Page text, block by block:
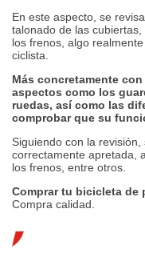
En este aspecto, se
talonado de las
los frenos, algo
ciclista.
Más concretamente
aspectos como los
ruedas, así como las
comprobar que su
Siguiendo con la
correctamente apretada,
los frenos, entre otros.
Comprar tu bicicleta de
Compra calidad.